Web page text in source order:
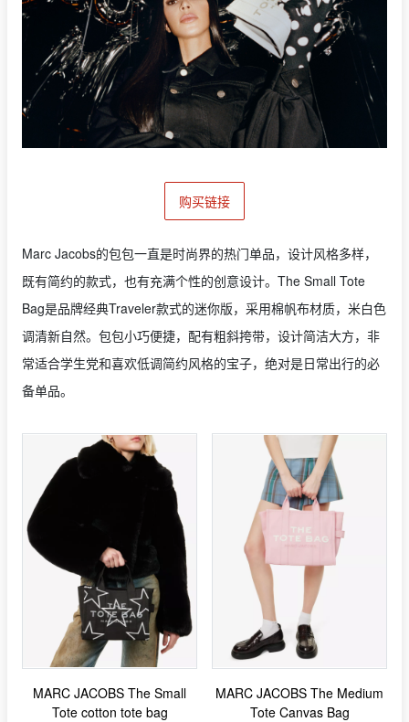
购买链接
Marc Jacobs的包包一直是时尚界的热门单品，设计风格多样，
既有简约的款式，也有充满个性的创意设计。The Small Tote
Bag是品牌经典Traveler款式的迷你版，采用棉帆布材质，米白色
调清新自然。包包小巧便捷，配有粗斜挎带，设计简洁大方，非
常适合学生党和喜欢低调简约风格的宝子，绝对是日常出行的必
备单品。
MARC JACOBS The Small
Tote cotton tote bag
MARC JACOBS The Medium
Tote Canvas Bag